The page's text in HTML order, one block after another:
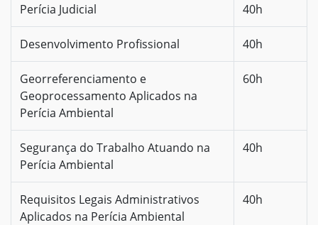
Perícia Judicial 40h
Desenvolvimento Profissional 40h
Georreferenciamento e
Geoprocessamento Aplicados na
Perícia Ambiental
60h
Segurança do Trabalho Atuando na
Perícia Ambiental
40h
Requisitos Legais Administrativos
Aplicados na Perícia Ambiental
40h